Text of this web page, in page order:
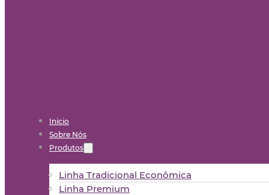
Início
Sobre Nós
Produtos
Linha Tradicional Econômica
Linha Premium